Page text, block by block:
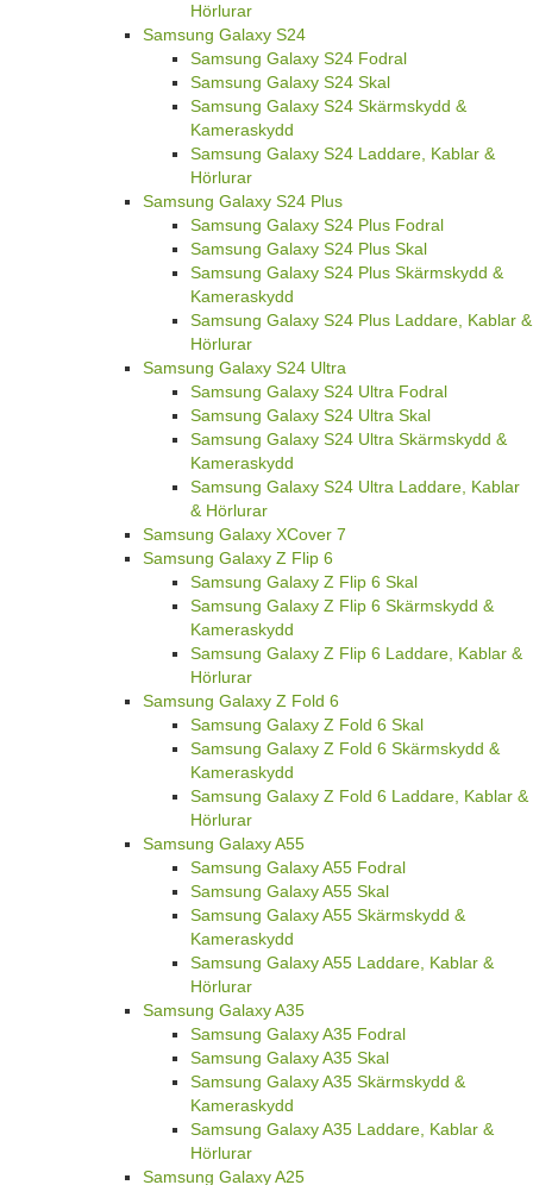
Hörlurar
Samsung Galaxy S24
Samsung Galaxy S24 Fodral
Samsung Galaxy S24 Skal
Samsung Galaxy S24 Skärmskydd &
Kameraskydd
Samsung Galaxy S24 Laddare, Kablar &
Hörlurar
Samsung Galaxy S24 Plus
Samsung Galaxy S24 Plus Fodral
Samsung Galaxy S24 Plus Skal
Samsung Galaxy S24 Plus Skärmskydd &
Kameraskydd
Samsung Galaxy S24 Plus Laddare, Kablar &
Hörlurar
Samsung Galaxy S24 Ultra
Samsung Galaxy S24 Ultra Fodral
Samsung Galaxy S24 Ultra Skal
Samsung Galaxy S24 Ultra Skärmskydd &
Kameraskydd
Samsung Galaxy S24 Ultra Laddare, Kablar
& Hörlurar
Samsung Galaxy XCover 7
Samsung Galaxy Z Flip 6
Samsung Galaxy Z Flip 6 Skal
Samsung Galaxy Z Flip 6 Skärmskydd &
Kameraskydd
Samsung Galaxy Z Flip 6 Laddare, Kablar &
Hörlurar
Samsung Galaxy Z Fold 6
Samsung Galaxy Z Fold 6 Skal
Samsung Galaxy Z Fold 6 Skärmskydd &
Kameraskydd
Samsung Galaxy Z Fold 6 Laddare, Kablar &
Hörlurar
Samsung Galaxy A55
Samsung Galaxy A55 Fodral
Samsung Galaxy A55 Skal
Samsung Galaxy A55 Skärmskydd &
Kameraskydd
Samsung Galaxy A55 Laddare, Kablar &
Hörlurar
Samsung Galaxy A35
Samsung Galaxy A35 Fodral
Samsung Galaxy A35 Skal
Samsung Galaxy A35 Skärmskydd &
Kameraskydd
Samsung Galaxy A35 Laddare, Kablar &
Hörlurar
Samsung Galaxy A25